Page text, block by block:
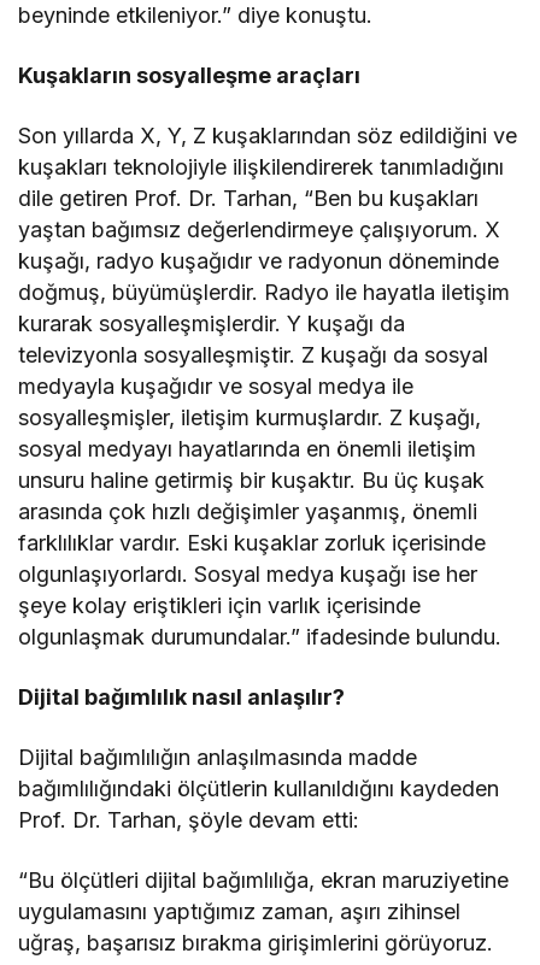
beyninde etkileniyor.” diye konuştu.
Kuşakların sosyalleşme araçları
Son yıllarda X, Y, Z kuşaklarından söz edildiğini ve
kuşakları teknolojiyle ilişkilendirerek tanımladığını
dile getiren Prof. Dr. Tarhan, “Ben bu kuşakları
yaştan bağımsız değerlendirmeye çalışıyorum. X
kuşağı, radyo kuşağıdır ve radyonun döneminde
doğmuş, büyümüşlerdir. Radyo ile hayatla iletişim
kurarak sosyalleşmişlerdir. Y kuşağı da
televizyonla sosyalleşmiştir. Z kuşağı da sosyal
medyayla kuşağıdır ve sosyal medya ile
sosyalleşmişler, iletişim kurmuşlardır. Z kuşağı,
sosyal medyayı hayatlarında en önemli iletişim
unsuru haline getirmiş bir kuşaktır. Bu üç kuşak
arasında çok hızlı değişimler yaşanmış, önemli
farklılıklar vardır. Eski kuşaklar zorluk içerisinde
olgunlaşıyorlardı. Sosyal medya kuşağı ise her
şeye kolay eriştikleri için varlık içerisinde
olgunlaşmak durumundalar.” ifadesinde bulundu.
Dijital bağımlılık nasıl anlaşılır?
Dijital bağımlılığın anlaşılmasında madde
bağımlılığındaki ölçütlerin kullanıldığını kaydeden
Prof. Dr. Tarhan, şöyle devam etti:
“Bu ölçütleri dijital bağımlılığa, ekran maruziyetine
uygulamasını yaptığımız zaman, aşırı zihinsel
uğraş, başarısız bırakma girişimlerini görüyoruz.